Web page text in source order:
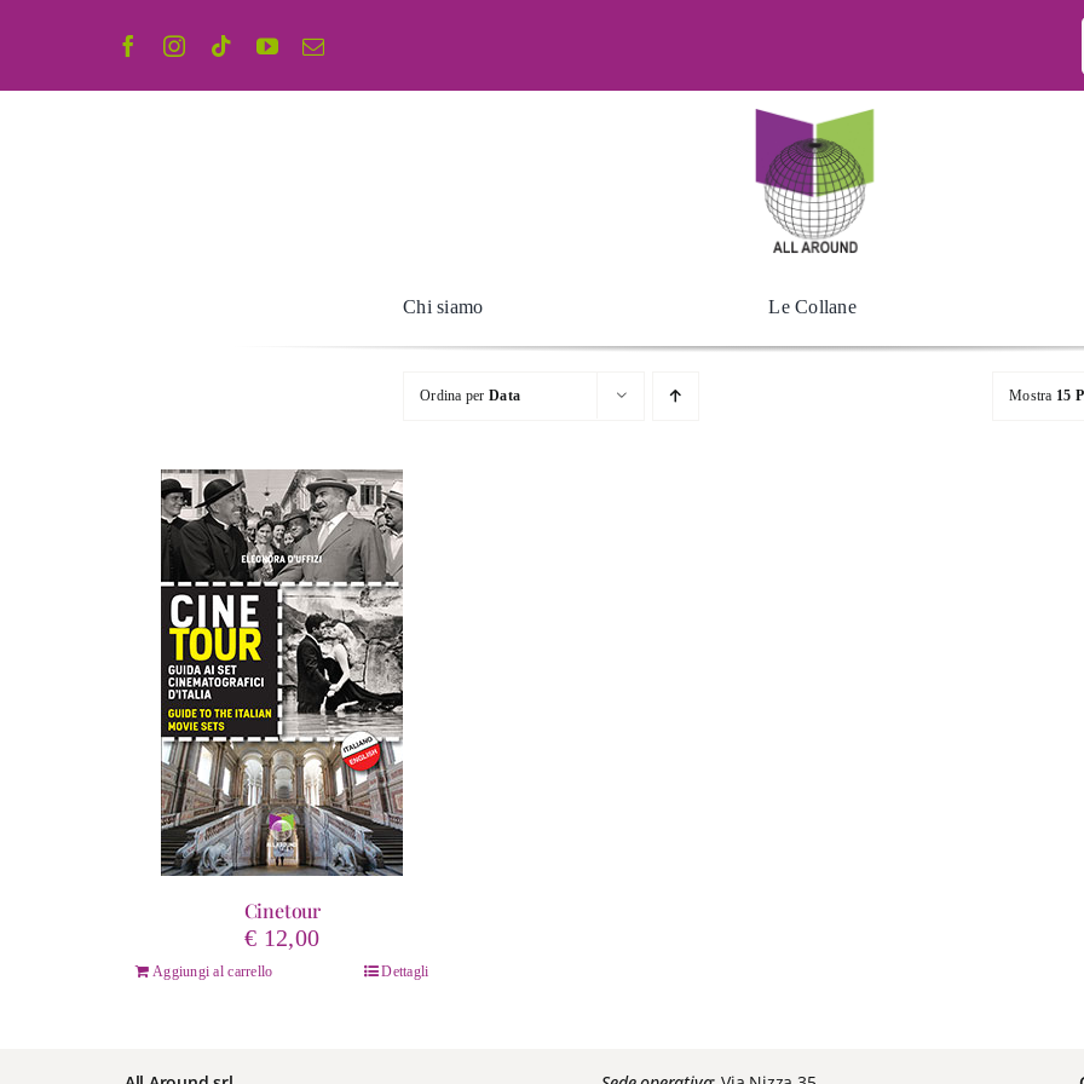
Chi siamo Le Collane
Ordina per Data Mostra 15
Cinetour
€ 12,00
Aggiungi al carrello Dettagli